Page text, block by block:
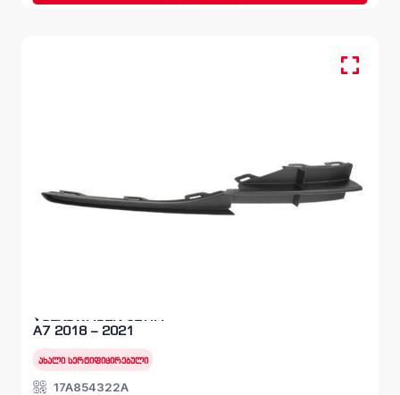
VOLKSWAGEN JETTA
A7 2018 – 2021
ახალი სერტიფიცირებული
17A854322A